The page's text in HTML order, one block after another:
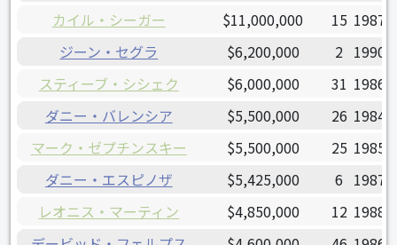
カイル・シーガー
$11,000,000 15 1987/
ジーン・セグラ
$6,200,000 2 1990/
スティーブ・シシェク
$6,000,000 31 1986/
ダニー・バレンシア
$5,500,000 26 1984/
マーク・ゼプチンスキー
$5,500,000 25 1985/
ダニー・エスピノザ
$5,425,000 6 1987/
レオニス・マーティン
$4,850,000 12 1988/